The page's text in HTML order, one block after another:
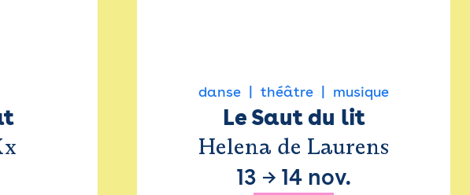
danse théâtre musique
Le Saut du lit
Helena de Laurens
13 → 14 nov.